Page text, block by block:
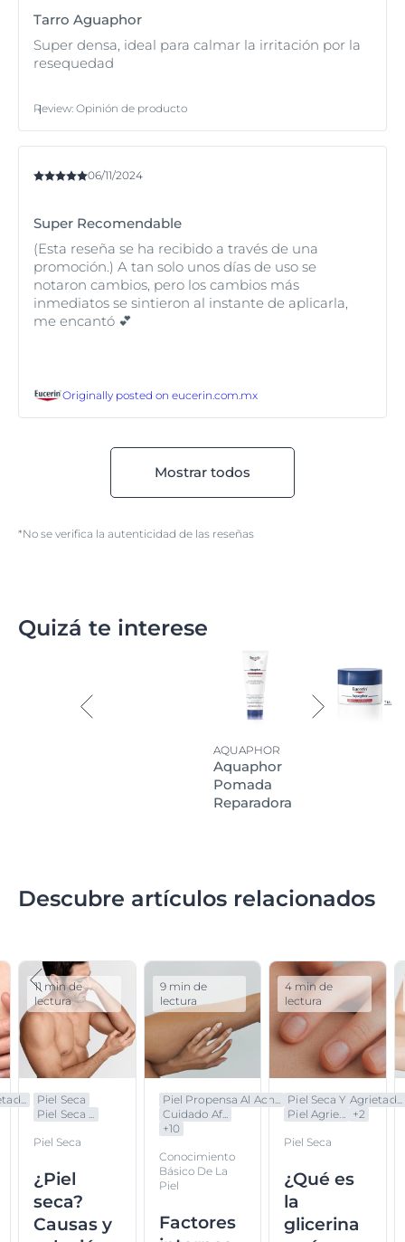
Tarro Aguaphor
Super densa, ideal para calmar la irritación por la
resequedad
Review: Opinión de producto
06/11/2024
Super Recomendable
(Esta reseña se ha recibido a través de una
promoción.) A tan solo unos días de uso se
notaron cambios, pero los cambios más
inmediatos se sintieron al instante de aplicarla,
me encantó 💕
Originally posted on eucerin.com.mx
Mostrar todos
*No se verifica la autenticidad de las reseñas
Quizá te interese
AQUAPHOR
Aquaphor
Pomada
Reparadora
Descubre artículos relacionados
Piel Seca
Piel Seca ...
Piel Seca
¿Piel
seca?
Causas y
11 min de
lectura
Piel Propensa Al Acn...
Cuidado Af...
+10
Conocimiento
Básico De La
Piel
Factores
9 min de
lectura
Piel Seca Y Agrietad...
Piel Agrie...
+2
Piel Seca
¿Qué es
la
glicerina
4 min de
lectura